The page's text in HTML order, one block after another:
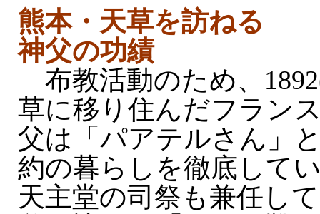
熊本・天草を訪ねる
神父の功績
布教活動のため、
草に移り住んだフラン
父は「パアテルさん」
約の暮らしを徹底して
天主堂の司祭も兼任し